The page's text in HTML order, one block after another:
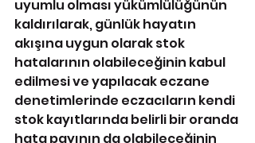
uyumlu olması yükümlülüğünün
kaldırılarak, günlük hayatın
akışına uygun olarak stok
hatalarının olabileceğinin kabul
edilmesi ve yapılacak eczane
denetimlerinde eczacıların kendi
stok kayıtlarında belirli bir oranda
hata payının da olabileceğinin